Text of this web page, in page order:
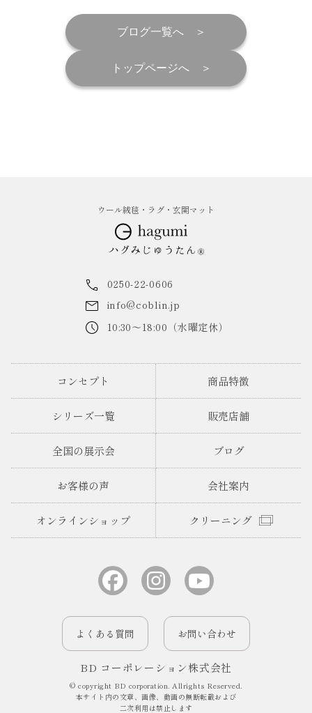
ブログ一覧へ
トップページへ
ウール絨毯・ラグ・玄関マット
0250-22-0606
info@coblin.jp
10:30～18:00（水曜定休）
コンセプト 商品特徴
シリーズ一覧 販売店舗
全国の展示会 ブログ
お客様の声 会社案内
オンラインショップ クリーニング
よくある質問 お問い合わせ
BD コーポレーション株式会社
© copyright BD corporation. Allrights Reserved.
本サイト内の文章、画像、動画の無断転載および
二次利用は禁止します